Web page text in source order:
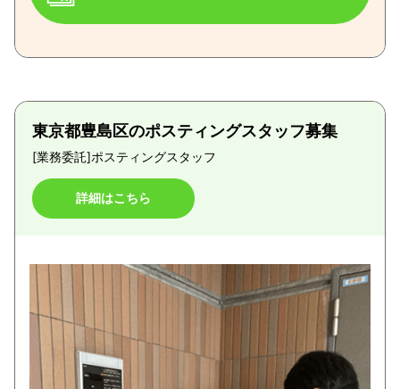
東京都豊島区のポスティングスタッフ募集
[業務委託]ポスティングスタッフ
詳細はこちら